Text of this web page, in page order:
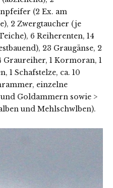
(2 Ex. am
2 Zwergtaucher (je
6 Reiherenten, 14
23 Graugänse, 2
Graureiher, 1 Kormoran, 1
1 Schafstelze, ca. 10
einzelne
Goldammern sowie >
und Mehlschwlben).